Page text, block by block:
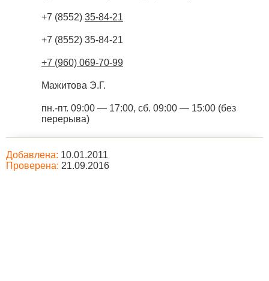
+7 (8552) 35-84-21
+7 (8552) 35-84-21
+7 (960) 069-70-99
Мажитова Э.Г.
пн.-пт. 09:00 — 17:00, сб. 09:00 — 15:00 (без
перерыва)
Добавлена: 10.01.2011
Проверена: 21.09.2016